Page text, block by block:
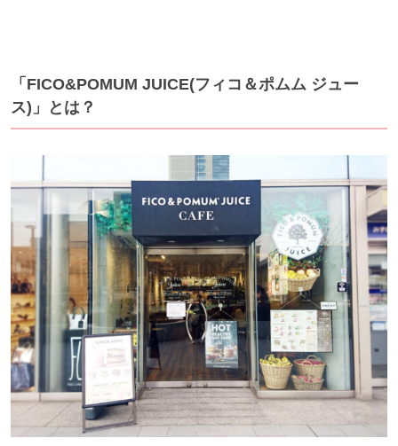
「FICO&POMUM JUICE(フィコ＆ポムム ジュー
ス)」とは？